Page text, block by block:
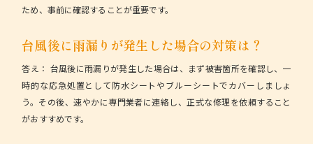
ため、事前に確認することが重要です。
台風後に雨漏りが発生した場合の対策は？
答え： 台風後に雨漏りが発生した場合は、まず被害箇所を確認し、一
時的な応急処置として防水シートやブルーシートでカバーしましょ
う。その後、速やかに専門業者に連絡し、正式な修理を依頼すること
がおすすめです。